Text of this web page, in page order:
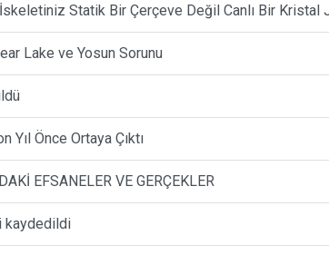
Statik Bir Çerçeve Değil Canlı Bir Kristal
Lake ve Yosun Sorunu
Önce Ortaya Çıktı
EFSANELER VE GERÇEKLER
kaydedildi